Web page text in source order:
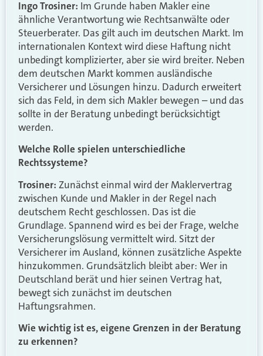
Ingo Trosiner: Im Grunde haben Makler eine
ähnliche Verantwortung wie Rechtsanwälte oder
Steuerberater. Das gilt auch im deutschen Markt. Im
internationalen Kontext wird diese Haftung nicht
unbedingt komplizierter, aber sie wird breiter. Neben
dem deutschen Markt kommen ausländische
Versicherer und Lösungen hinzu. Dadurch erweitert
sich das Feld, in dem sich Makler bewegen – und das
sollte in der Beratung unbedingt berücksichtigt
werden.
Welche Rolle spielen unterschiedliche
Rechtssysteme?
Trosiner: Zunächst einmal wird der Maklervertrag
zwischen Kunde und Makler in der Regel nach
deutschem Recht geschlossen. Das ist die
Grundlage. Spannend wird es bei der Frage, welche
Versicherungslösung vermittelt wird. Sitzt der
Versicherer im Ausland, können zusätzliche Aspekte
hinzukommen. Grundsätzlich bleibt aber: Wer in
Deutschland berät und hier seinen Vertrag hat,
bewegt sich zunächst im deutschen
Haftungsrahmen.
Wie wichtig ist es, eigene Grenzen in der Beratung
zu erkennen?